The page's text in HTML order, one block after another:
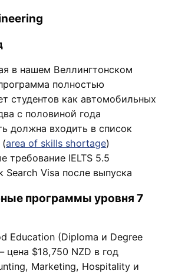
в нашем Веллингтонском
полностью
студентов как автомобильных
с половиной года
должна входить в список
area of skills shortage)
требование IELTS 5.5
Search Visa после выпуска
программы уровня 7
Education (Diploma и Degree
$18,750 NZD в год
Marketing, Hospitality и